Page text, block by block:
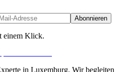
Abonnieren
einem Klick.
in Luxemburg. Wir begleiten